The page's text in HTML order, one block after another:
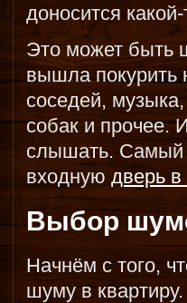
доносится
Это может быть
вышла покурить
соседей,
собак и прочее.
слышать. Самый
входную дверь в
Выбор
Начнём с того,
шуму в